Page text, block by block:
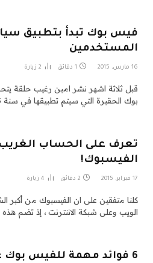
فيس بوك تبدأ بتطبيق
المستخدمين
16 مارس، 2015 1 دقائق 2 زيارة
قبل ثلاثة اشهر نشر امين رغيب حلقة
بوك الحقيرة التي سيتم تطبيقها في سنة 2015…
تعرف على الحساب
الفيسبوك!
17 فبراير، 2015 2 دقائق 4 زيارة
كلنا متفقين على ان الفيسبوك من أكبر
الويب وعلى شبكة الاننترنت ، إذ تضم
6 فوائد مهمة للفيس بوك